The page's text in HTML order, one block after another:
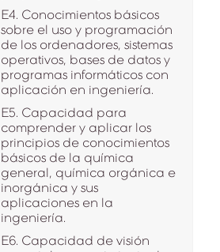
E4. Conocimientos básicos
sobre el uso y programación
de los ordenadores, sistemas
operativos, bases de datos y
programas informáticos con
aplicación en ingeniería.
E5. Capacidad para
comprender y aplicar los
principios de conocimientos
básicos de la química
general, química orgánica e
inorgánica y sus
aplicaciones en la
ingeniería.
E6. Capacidad de visión